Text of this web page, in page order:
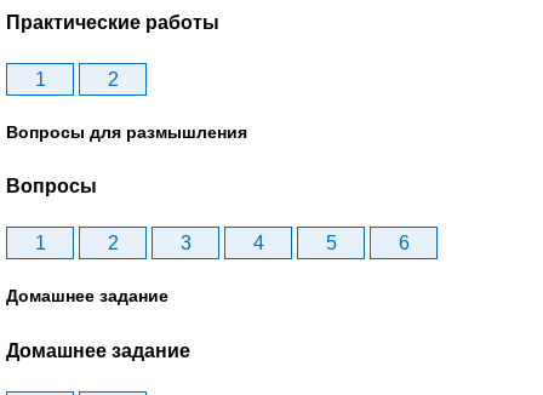
Практические работы
1 2
Вопросы для размышления
Вопросы
1 2 3 4 5 6
Домашнее задание
Домашнее задание